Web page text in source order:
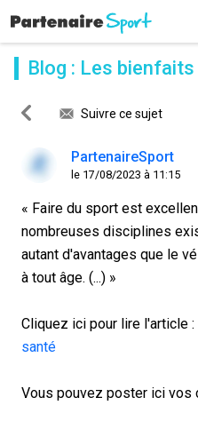
Blog : Les
Suivre ce sujet
PartenaireSport
le 17/08/2023 à 11:15
« Faire du sport est
nombreuses disciplines
autant d'avantages que le
à tout âge. (...) »
Cliquez ici pour lire l'article :
santé
Vous pouvez poster ici vos